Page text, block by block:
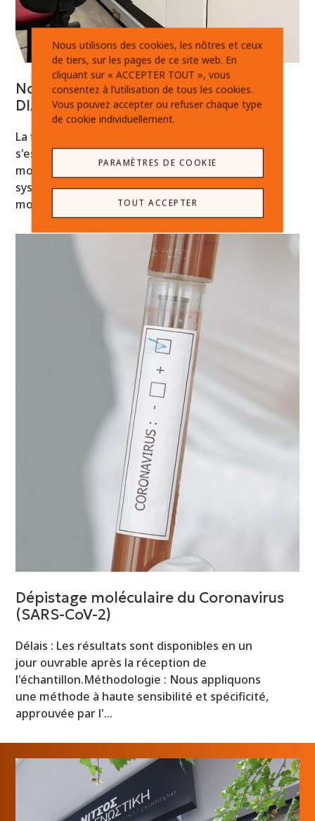
Nouveau partenariat avec ROCHE
DIAGNOSTICS
La fiabilité signée Roche - HitachiNotre centre
s'est récemment doté du système ultra-
moderne « cobas pure e402 & c303 », l'un des
systèmes d'analyse les plus performants au
monde. Il se compose…
Dépistage moléculaire du Coronavirus
(SARS-CoV-2)
Délais : Les résultats sont disponibles en un
jour ouvrable après la réception de
l'échantillon.Méthodologie : Nous appliquons
une méthode à haute sensibilité et spécificité,
approuvée par l'…
Nous utilisons des cookies, les nôtres et ceux
de tiers, sur les pages de ce site web. En
cliquant sur « ACCEPTER TOUT », vous
consentez à l’utilisation de tous les cookies.
Vous pouvez accepter ou refuser chaque type
de cookie individuellement.
PARAMÈTRES DE COOKIE
TOUT ACCEPTER